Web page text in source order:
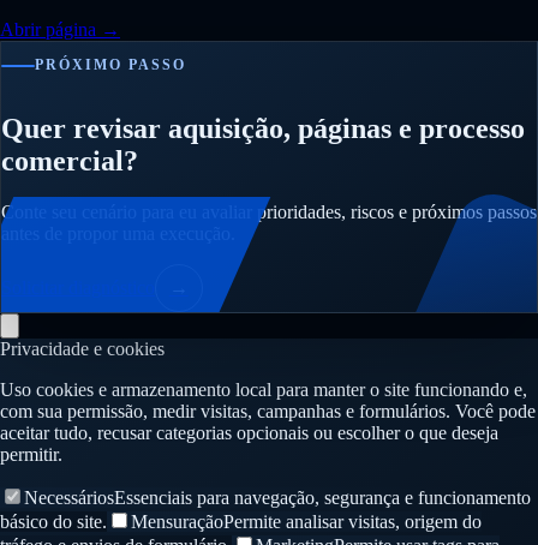
Abrir página →
PRÓXIMO PASSO
Quer revisar aquisição, páginas e processo
comercial?
Conte seu cenário para eu avaliar prioridades, riscos e próximos passos
Privacidade e cookies
Uso cookies e armazenamento local para manter o site funcionando e,
com sua permissão, medir visitas, campanhas e formulários. Você pode
aceitar tudo, recusar categorias opcionais ou escolher o que deseja
permitir.
NecessáriosEssenciais para navegação, segurança e funcionamento
básico do site.
MensuraçãoPermite analisar visitas, origem do